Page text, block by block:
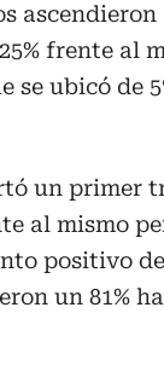
ascendieron
frente al
ubicó de
un primer
al mismo
positivo
un 81%